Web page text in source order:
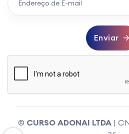
Enviar
© CURSO ADONAI LTDA|